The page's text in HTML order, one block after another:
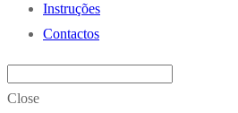
Instruções
Contactos
Close